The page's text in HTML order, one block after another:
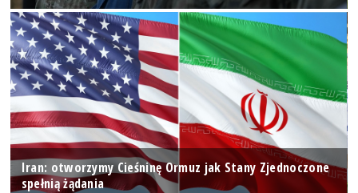
Iran: otworzymy Cieśninę Ormuz jak Stany Zjednoczone
spełnią żądania